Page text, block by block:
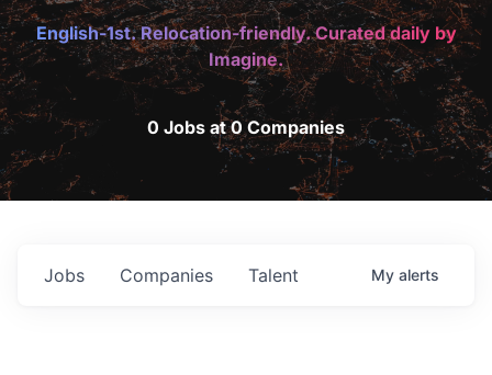
English-1st. Relocation-friendly. Curated daily by
Imagine.
0 Jobs at 0 Companies
Jobs Companies Talent My alerts